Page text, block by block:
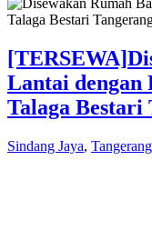
[TERSEWA]
Lantai dengan
Talaga Bestari
Sindang Jaya, Tangerang